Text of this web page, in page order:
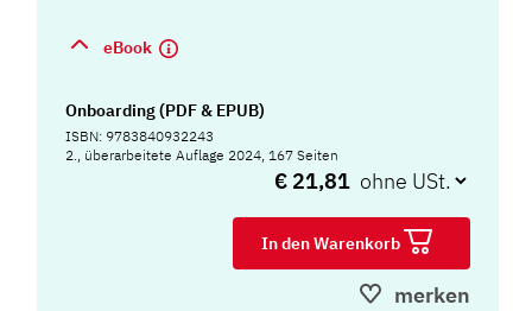
eBook
Onboarding (PDF & EPUB)
ISBN: 9783840932243
2., überarbeitete Auflage 2024, 167 Seiten
€ 21,81
In den Warenkorb
merken